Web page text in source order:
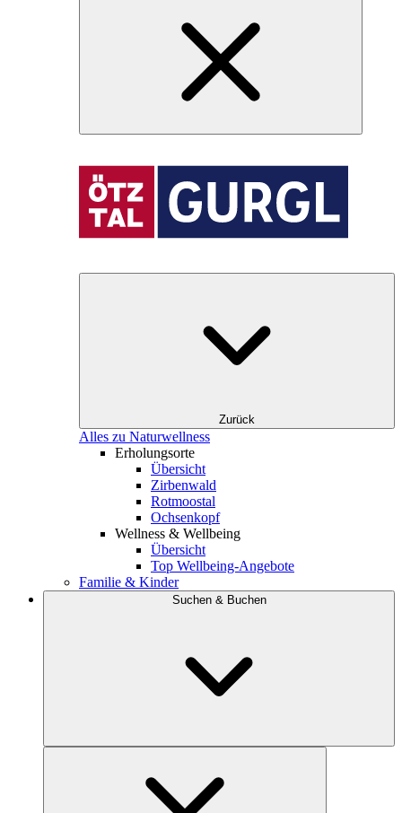
Zurück
Alles zu Naturwellness
Erholungsorte
Übersicht
Zirbenwald
Rotmoostal
Ochsenkopf
Wellness & Wellbeing
Übersicht
Top Wellbeing-Angebote
Familie & Kinder
Suchen & Buchen